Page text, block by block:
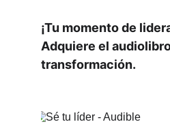
¡Tu momento de
Adquiere el
transformación.